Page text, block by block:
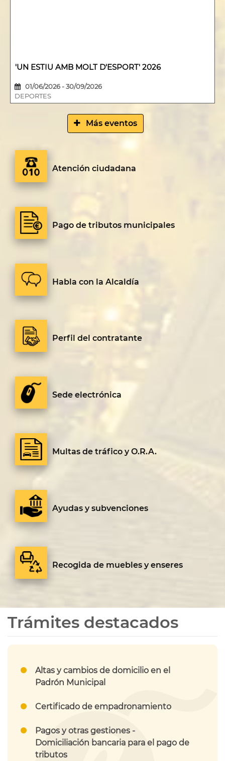
'UN ESTIU AMB MOLT D'ESPORT' 2026
01/06/2026 - 30/09/2026
DEPORTES
Más eventos
Atención ciudadana
Pago de tributos municipales
Habla con la Alcaldía
Perfil del contratante
Sede electrónica
Multas de tráfico y O.R.A.
Ayudas y subvenciones
Recogida de muebles y enseres
Trámites destacados
Altas y cambios de domicilio en el
Padrón Municipal
Certificado de empadronamiento
Pagos y otras gestiones -
Domiciliación bancaria para el pago de
tributos